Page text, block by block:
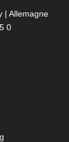
| Allemagne
0